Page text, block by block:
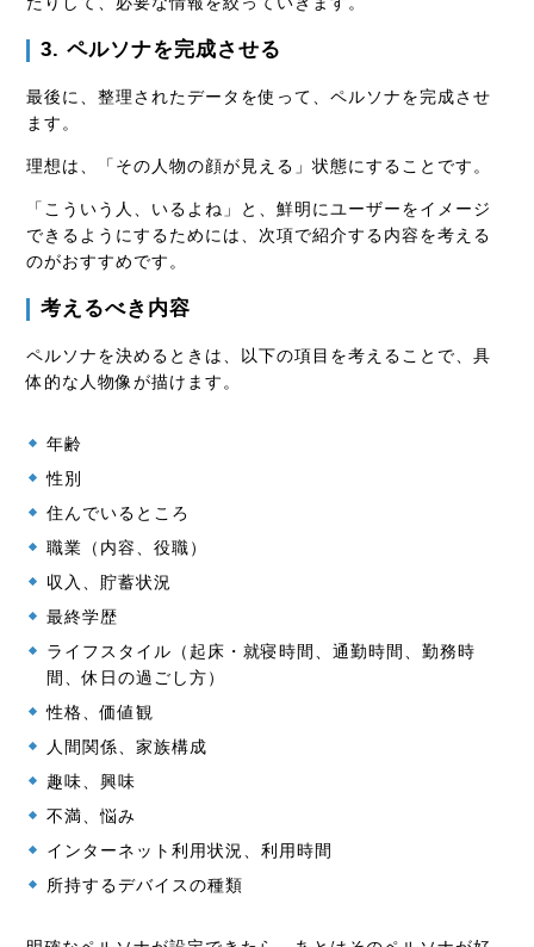
3. ペルソナを完成させる
最後に、整理されたデータを使って、ペルソナを完成させ
ます。
理想は、「その人物の顔が見える」状態にすることです。
「こういう人、いるよね」と、鮮明にユーザーをイメージ
できるようにするためには、次項で紹介する内容を考える
のがおすすめです。
考えるべき内容
ペルソナを決めるときは、以下の項目を考えることで、具
体的な人物像が描けます。
年齢
性別
住んでいるところ
職業（内容、役職）
収入、貯蓄状況
最終学歴
ライフスタイル（起床・就寝時間、通勤時間、勤務時
間、休日の過ごし方）
性格、価値観
人間関係、家族構成
趣味、興味
不満、悩み
インターネット利用状況、利用時間
所持するデバイスの種類